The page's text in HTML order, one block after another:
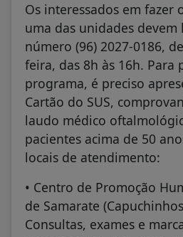
Os interessados em fazer
uma das unidades
número (96) 2027-0186,
feira, das 8h às 16h. Para
programa, é preciso
Cartão do SUS,
laudo médico
pacientes acima de 50
locais de atendimento:
• Centro de Promoção
de Samarate
Consultas, exames e